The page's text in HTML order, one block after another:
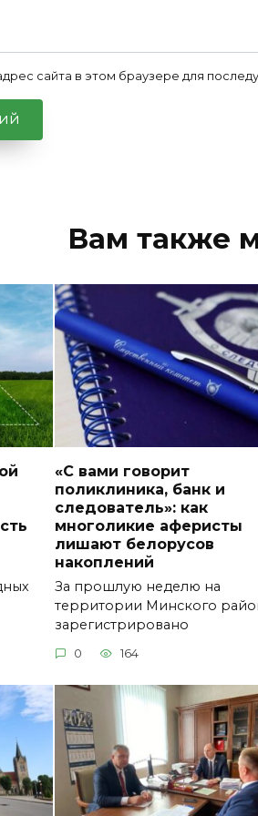
сайта в этом браузере для
Вам также
«С вами говорит
поликлиника, банк и
следователь»: как
многоликие аферисты
лишают белорусов
накоплений
За прошлую неделю на
территории Минского
зарегистрировано
0 164